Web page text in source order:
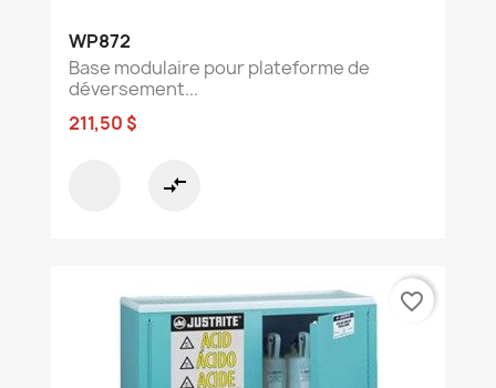
WP872
Base modulaire pour plateforme de
déversement...
211,50 $
compare_arrows
favorite_border